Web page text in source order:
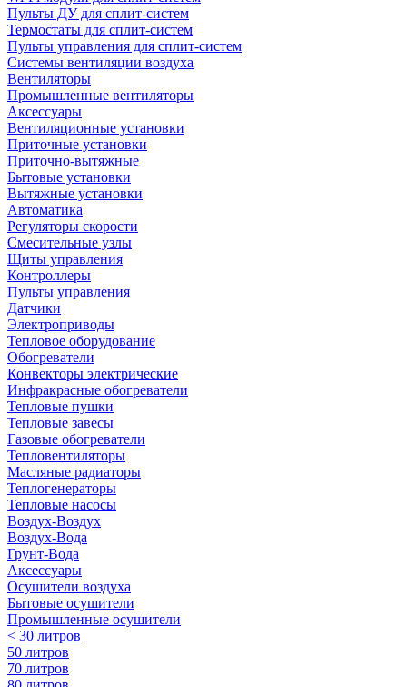
Пульты ДУ для сплит-систем
Термостаты для сплит-систем
Пульты управления для сплит-систем
Системы вентиляции воздуха
Вентиляторы
Промышленные вентиляторы
Аксессуары
Вентиляционные установки
Приточные установки
Приточно-вытяжные
Бытовые установки
Вытяжные установки
Автоматика
Регуляторы скорости
Смесительные узлы
Щиты управления
Контроллеры
Пульты управления
Датчики
Электроприводы
Тепловое оборудование
Обогреватели
Конвекторы электрические
Инфракрасные обогреватели
Тепловые пушки
Тепловые завесы
Газовые обогреватели
Тепловентиляторы
Масляные радиаторы
Теплогенераторы
Тепловые насосы
Воздух-Воздух
Воздух-Вода
Грунт-Вода
Аксессуары
Осушители воздуха
Бытовые осушители
Промышленные осушители
< 30 литров
50 литров
70 литров